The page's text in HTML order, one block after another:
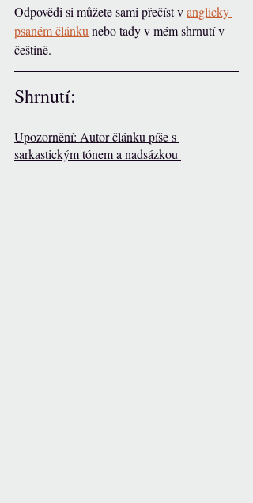
Odpovědi si můžete sami přečíst v anglicky
psaném článku nebo tady v mém shrnutí v
češtině.
Shrnutí:
Upozornění: Autor článku píše s
sarkastickým tónem a nadsázkou